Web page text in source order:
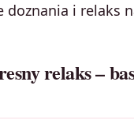
doznania i relaks
relaks –